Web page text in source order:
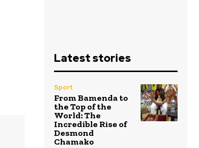
Latest stories
Sport
From Bamenda to
the Top of the
World: The
Incredible Rise of
Desmond
Chamako